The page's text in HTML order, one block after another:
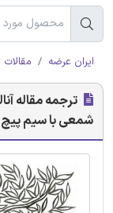
ایران عرضه
ترجمه مقاله
شمعی با سیم پیچ